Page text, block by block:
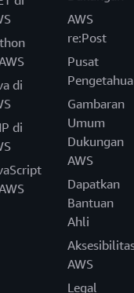
di
di
AWS
re:Post
Pusat
Gambaran
Umum
Dukungan
AWS
Dapatkan
Bantuan
Ahli
AWS
Legal